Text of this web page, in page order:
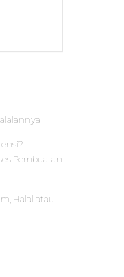
Pembuatan
Halal atau